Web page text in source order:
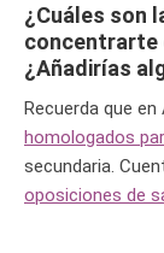
¿Cuáles son
concentrarte
¿Añadirías
Recuerda que
homologados
secundaria.
oposiciones de